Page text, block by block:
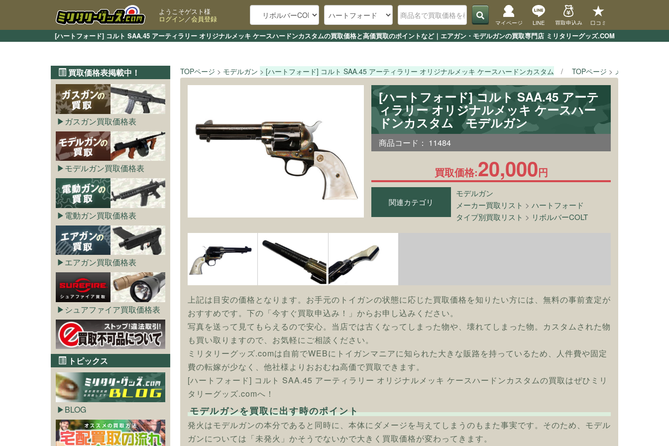
[ハートフォード] コルト SAA.45 アーティラリー オリジナルメッキ ケースハードンカスタムの買取価格と高価買取のポイントなど｜エアガン・モデルガンの買取専門店 ミリタリーグッズ.COM
ようこそゲスト様
ログイン／会員登録 マイページ LINE 買取申込み 口コミ
TOPページ モデルガン [ハートフォード] コルト SAA.45 アーティラリー オリジナルメッキ ケースハードンカスタム TOPページ メーカー買取リ
[ハートフォード] コルト SAA.45 アーテ
ィラリー オリジナルメッキ ケースハー
ドンカスタム モデルガン
商品コード： 11484
買取価格:20,000円
関連カテゴリ
モデルガン
メーカー買取リスト >ハートフォード
タイプ別買取リスト > リボルバーCOLT
上記は目安の価格となります。お手元のトイガンの状態に応じた買取価格を知りたい方には、無料の事前査定が
おすすめです。下の「今すぐ買取申込み！」からお申し込みください。
写真を送って見てもらえるので安心。当店では古くなってしまった物や、壊れてしまった物。カスタムされた物
も買い取りますので、お気軽にご相談ください。
ミリタリーグッズ.comは自前でWEBにトイガンマニアに知られた大きな販路を持っているため、人件費や固定
費の転嫁が少なく、他社様よりおおむね高価で買取できます。
[ハートフォード] コルト SAA.45 アーティラリー オリジナルメッキ ケースハードンカスタムの買取はぜひミリ
タリーグッズ.comへ！
モデルガンを買取に出す時のポイント
発火はモデルガンの本分であると同時に、本体にダメージを与えてしまうのもまた事実です。そのため、モデル
ガンについては「未発火」かそうでないかで大きく買取価格が変わってきます。
買取価格表掲載中！
ガスガン買取価格表
モデルガン買取価格表
電動ガン買取価格表
エアガン買取価格表
シュアファイア買取価格表
トピックス
BLOG